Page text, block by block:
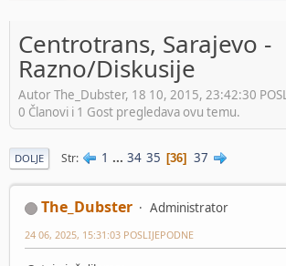
Centrotrans, Sarajevo -
Razno/Diskusije
Autor The_Dubster, 18 10, 2015, 23:42:30
0 Članovi i 1 Gost pregledava ovu temu.
DOLJE Str 1 ... 34 35 36 37
The_Dubster
Administrator
24 06, 2025, 15:31:03 POSLIJEPODNE